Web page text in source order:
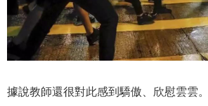
據說教師還很對此感到驕傲、欣慰雲雲